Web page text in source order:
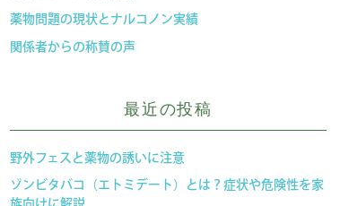
薬物問題の現状とナルコノン実績
関係者からの称賛の声
最近の投稿
野外フェスと薬物の誘いに注意
ゾンビタバコ（エトミデート）とは？症状や危険性を家